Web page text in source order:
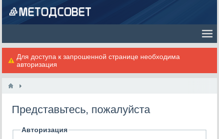
Для доступа к запрошенной странице необходима
авторизация
Представьтесь, пожалуйста
Авторизация